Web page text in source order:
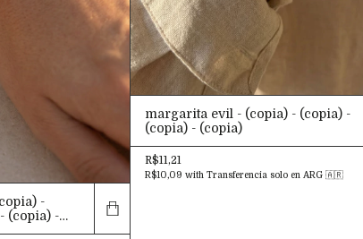
-
(copia) -
margarita evil - (copia) - (copia) -
(copia) - (copia)
R$11,21
R$10,09 with Transferencia solo en ARG 🇦🇷